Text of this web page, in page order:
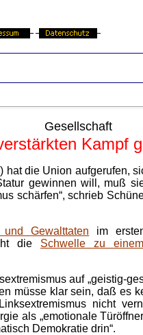
Gesellschaft
Kampf
die Union aufgerufen,
gewinnen will, muß
schärfen“, schrieb
Gewalttaten im
die Schwelle zu
auf „geistig-
müsse klar sein, daß es
nicht
als „emotionale
Demokratie drin“.